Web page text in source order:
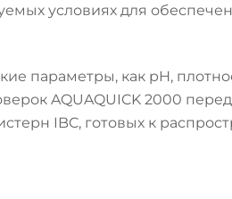
условиях для
параметры, как pH,
AQUAQUICK 2000
IBC, готовых к